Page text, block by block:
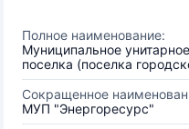
Полное наименование:
Муниципальное
поселка (поселка
Сокращенное
МУП "Энергоресурс"